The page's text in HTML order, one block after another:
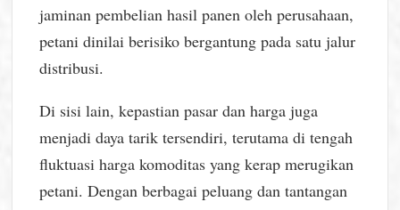
jaminan pembelian hasil panen oleh perusahaan,
petani dinilai berisiko bergantung pada satu jalur
distribusi.
Di sisi lain, kepastian pasar dan harga juga
menjadi daya tarik tersendiri, terutama di tengah
fluktuasi harga komoditas yang kerap merugikan
petani. Dengan berbagai peluang dan tantangan